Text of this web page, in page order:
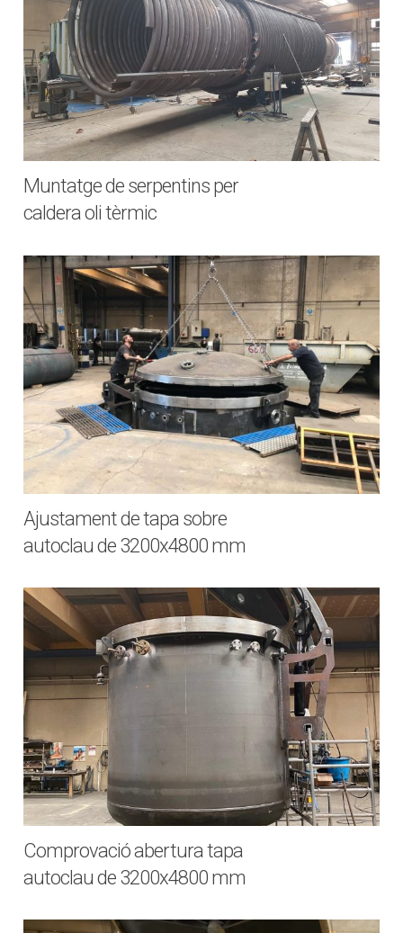
Muntatge de serpentins per
caldera oli tèrmic
Ajustament de tapa sobre
autoclau de 3200x4800 mm
Comprovació abertura tapa
autoclau de 3200x4800 mm